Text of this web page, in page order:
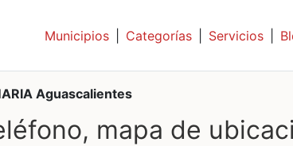
Municipios Categorías Servicios
Aguascalientes
mapa de